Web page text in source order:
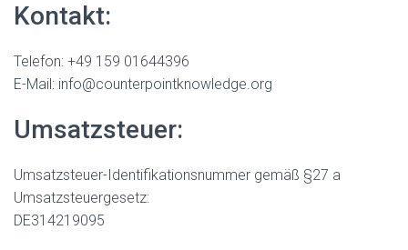
Kontakt:
Telefon: +49 159 01644396
E-Mail: info@counterpointknowledge.org
Umsatzsteuer:
Umsatzsteuer-Identifikationsnummer gemäß §27 a
Umsatzsteuergesetz:
DE314219095